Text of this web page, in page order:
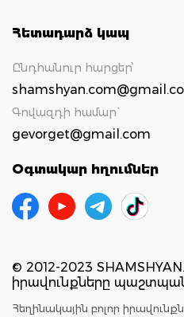
Հետադարձ կապ
Ընդհանուր հարցեր՝
Գովազդի համար`
gevorget@gmail.com
Օգտակար հղումներ
© 2012-2023
իրավունքները
Հեղինակային բոլոր